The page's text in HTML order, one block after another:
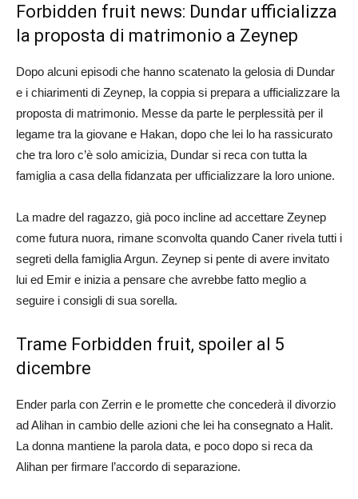
Forbidden fruit news: Dundar ufficializza
la proposta di matrimonio a Zeynep
Dopo alcuni episodi che hanno scatenato la gelosia di Dundar
e i chiarimenti di Zeynep, la coppia si prepara a ufficializzare la
proposta di matrimonio. Messe da parte le perplessità per il
legame tra la giovane e Hakan, dopo che lei lo ha rassicurato
che tra loro c’è solo amicizia, Dundar si reca con tutta la
famiglia a casa della fidanzata per ufficializzare la loro unione.
La madre del ragazzo, già poco incline ad accettare Zeynep
come futura nuora, rimane sconvolta quando Caner rivela tutti i
segreti della famiglia Argun. Zeynep si pente di avere invitato
lui ed Emir e inizia a pensare che avrebbe fatto meglio a
seguire i consigli di sua sorella.
Trame Forbidden fruit, spoiler al 5
dicembre
Ender parla con Zerrin e le promette che concederà il divorzio
ad Alihan in cambio delle azioni che lei ha consegnato a Halit.
La donna mantiene la parola data, e poco dopo si reca da
Alihan per firmare l’accordo di separazione.